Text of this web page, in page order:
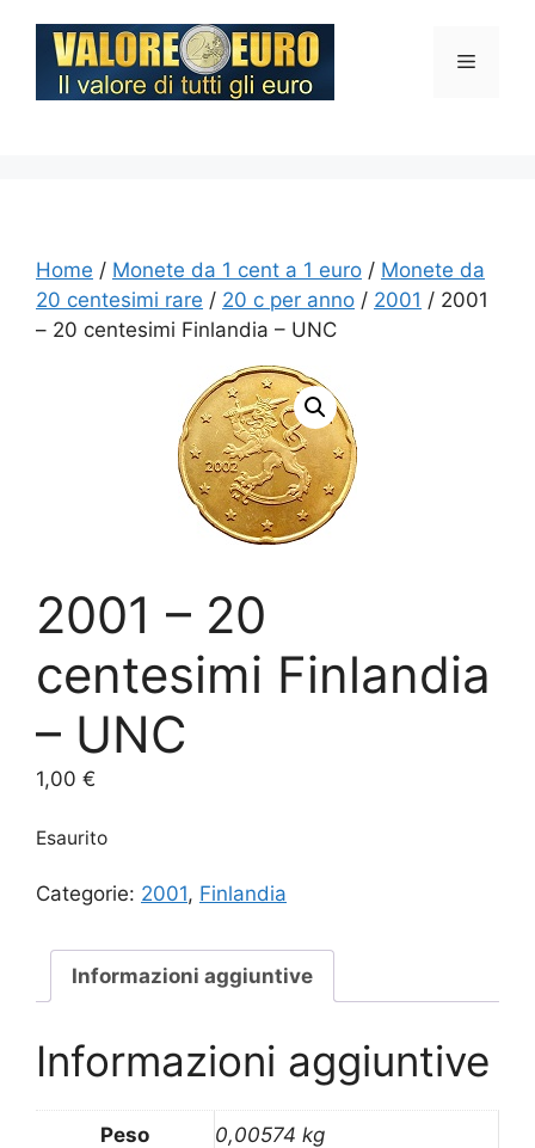
contenuto
Menu
Home / Monete da 1 cent a 1 euro / Monete da
20 centesimi rare / 20 c per anno / 2001 / 2001
– 20 centesimi Finlandia – UNC
2001 – 20
centesimi Finlandia
– UNC
1,00 €
Esaurito
Categorie: 2001, Finlandia
Informazioni aggiuntive
Informazioni aggiuntive
Peso 0,00574 kg